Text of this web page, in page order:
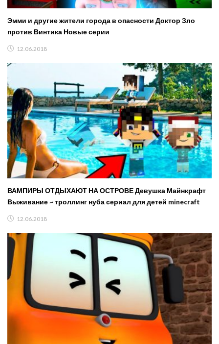
Эмми и другие жители города в опасности Доктор Зло
против Винтика Новые серии
12.06.2018
ВАМПИРЫ ОТДЫХАЮТ НА ОСТРОВЕ Девушка Майнкрафт
Выживание ~ троллинг нуба сериал для детей minecraft
12.06.2018